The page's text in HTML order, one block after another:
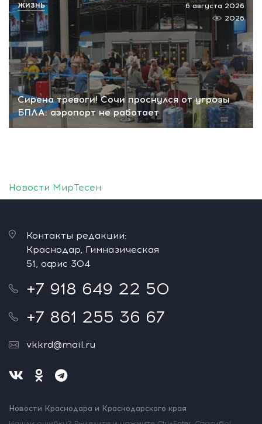
Сирена тревоги! Сочи проснулся от угрозы
БПЛА: аэропорт не работает
6 августа 2026
2026
ЖИЗНЬ
Новости МирТесен
Контакты редакции:
Краснодар, Гимназическая
51, офис 304
+7 918 649 22 50
+7 861 255 36 67
vkkrd@mail.ru
Новости Краснодара и Краснодарского края